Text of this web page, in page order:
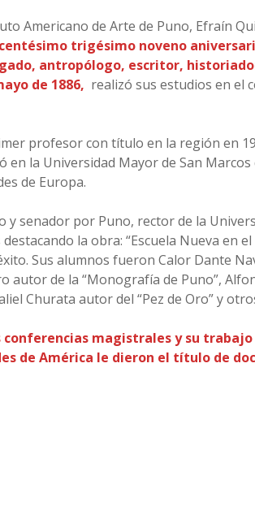
Americano de Arte de Puno, Efraín
trigésimo noveno
antropólogo, escritor,
de 1886, realizó sus estudios en el
profesor con título en la región en
la Universidad Mayor de San Marcos
de Europa.
y senador por Puno, rector de la
la obra: “Escuela Nueva en
Sus alumnos fueron Calor Dante
autor de la “Monografía de Puno”,
Churata autor del “Pez de Oro” y
conferencias magistrales y su
de América le dieron el título de